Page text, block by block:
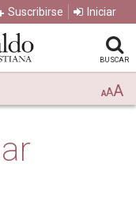
Suscribirse Iniciar
BUSCAR
AAA